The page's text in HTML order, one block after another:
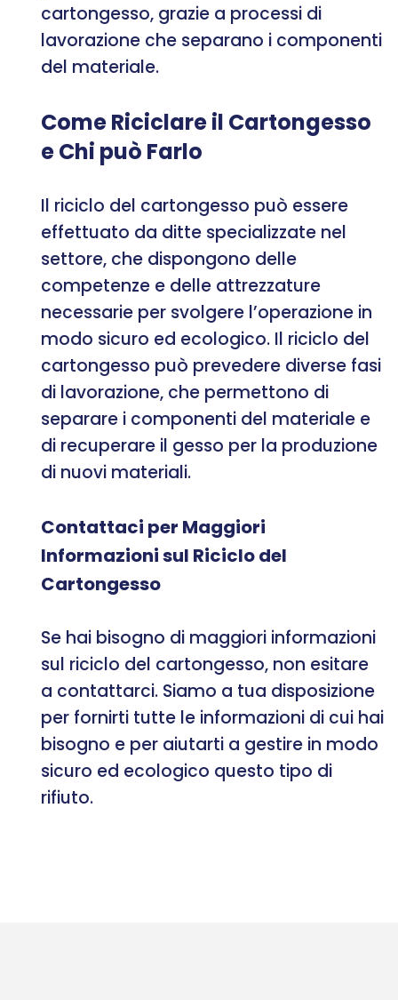
cartongesso, grazie a processi di
lavorazione che separano i componenti
del materiale.
Come Riciclare il Cartongesso
e Chi può Farlo
Il riciclo del cartongesso può essere
effettuato da ditte specializzate nel
settore, che dispongono delle
competenze e delle attrezzature
necessarie per svolgere l’operazione in
modo sicuro ed ecologico. Il riciclo del
cartongesso può prevedere diverse fasi
di lavorazione, che permettono di
separare i componenti del materiale e
di recuperare il gesso per la produzione
di nuovi materiali.
Contattaci per Maggiori
Informazioni sul Riciclo del
Cartongesso
Se hai bisogno di maggiori informazioni
sul riciclo del cartongesso, non esitare
a contattarci. Siamo a tua disposizione
per fornirti tutte le informazioni di cui hai
bisogno e per aiutarti a gestire in modo
sicuro ed ecologico questo tipo di
rifiuto.